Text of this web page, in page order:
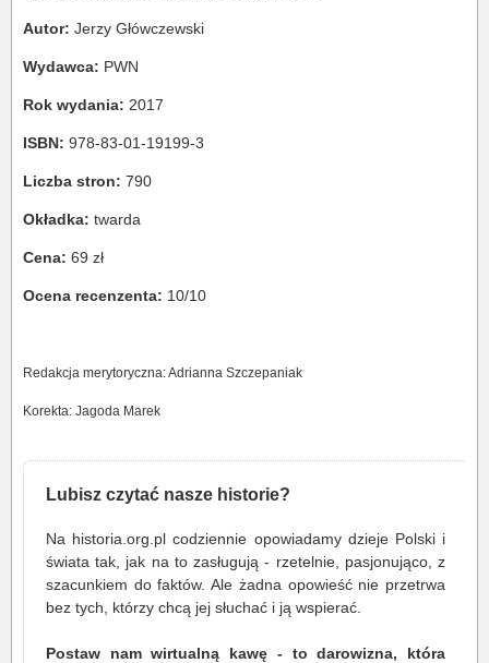
Autor: Jerzy Główczewski
Wydawca: PWN
Rok wydania: 2017
ISBN: 978-83-01-19199-3
Liczba stron: 790
Okładka: twarda
Cena: 69 zł
Ocena recenzenta: 10/10
Redakcja merytoryczna: Adrianna Szczepaniak
Korekta: Jagoda Marek
Lubisz czytać nasze historie?
Na historia.org.pl codziennie opowiadamy dzieje Polski i
świata tak, jak na to zasługują - rzetelnie, pasjonująco, z
szacunkiem do faktów. Ale żadna opowieść nie przetrwa
bez tych, którzy chcą jej słuchać i ją wspierać.
Postaw nam wirtualną kawę - to darowizna, która